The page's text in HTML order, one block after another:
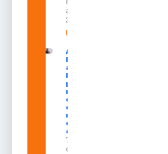
agosto de
2026
Leia mais »
Acácio
Favacho
apresenta
balanço
parcial do
mandato
com mais
de R$ 668
milhões
destinados
ao Amapá
7 de agosto
de 2026